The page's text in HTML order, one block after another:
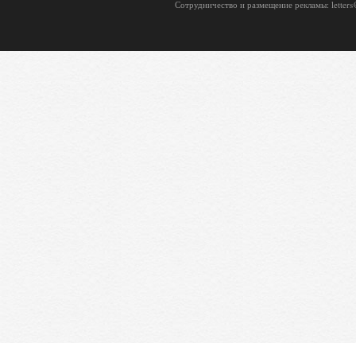
Сотрудничество и размещение рекламы: